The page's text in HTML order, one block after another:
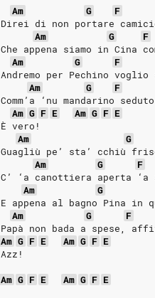
Am
G F
Direi di non portare
Am
G F
Che appena siamo in Cina
Am
G F
Andremo per Pechino
Am
G F
Comm’a ‘nu mandarino
Am G F E Am G F E
È vero!
Am
G
Guagliù pe’ sta’ cchiù
Am
G F
C’ ‘a canottiera aperta
Am
G
E appena al bagno Pina in
Am
G F
Papà non bada a spese,
Am G F E Am G F E
Azz!
Am G F E Am G F E